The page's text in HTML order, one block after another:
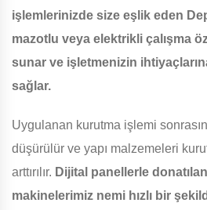
işlemlerinizde size eşlik eden
mazotlu veya elektrikli çalışma
sunar ve işletmenizin
sağlar.
Uygulanan kurutma işlemi
düşürülür ve yapı malzemeleri
arttırılır. Dijital panellerle
makinelerimiz nemi hızlı bir